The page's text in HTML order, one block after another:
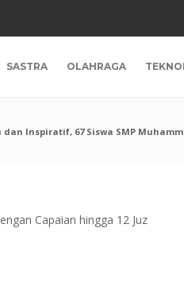
SASTRA OLAHRAGA
dan Inspiratif, 67 Siswa SMP